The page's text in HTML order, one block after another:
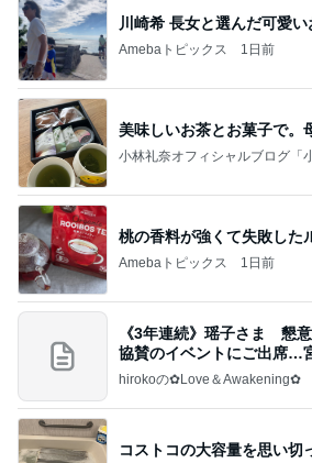
川崎希 長女と選んだ可愛い
Amebaトピックス 1日前
美味しいお茶とお菓子で。
小林礼奈オフィシャルブログ「
桃の香料が強くて失敗した
Amebaトピックス 1日前
《3年連続》瑶子さま 懇
協賛のイベントにご出席…
すぎ
hirokoの✿Love＆Awakening✿
コストコの大容量を思い切